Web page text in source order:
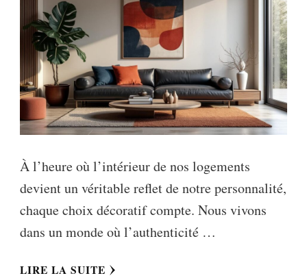
À l’heure où l’intérieur de nos logements
devient un véritable reflet de notre personnalité,
chaque choix décoratif compte. Nous vivons
dans un monde où l’authenticité …
LIRE LA SUITE